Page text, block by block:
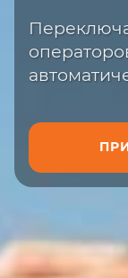
сайте или